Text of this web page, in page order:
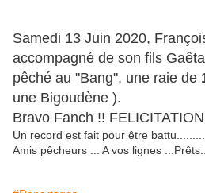
Samedi 13 Juin 2020,
accompagné de son fils
pêché au "Bang", une raie de
une Bigoudène ).
Bravo Fanch !!
Un record est fait pour être
Amis pêcheurs ... A vos lignes